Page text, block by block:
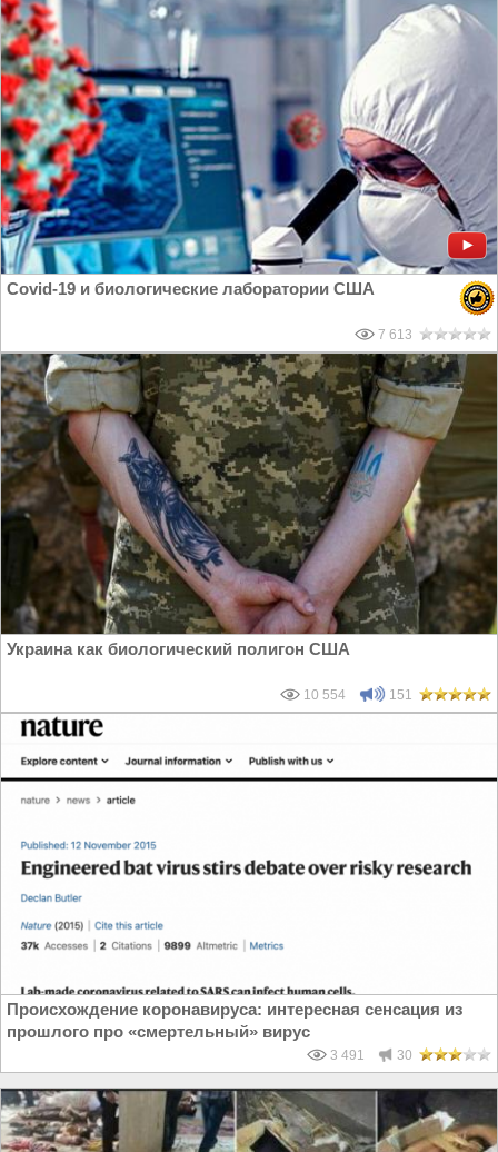
Covid-19 и биологические лаборатории США
7 613
Украина как биологический полигон США
10 554 151
Происхождение коронавируса: интересная сенсация из
прошлого про «смертельный» вирус
3 491 30